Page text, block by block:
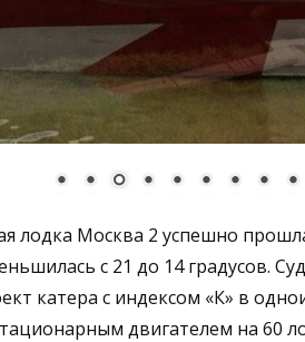
лодка Москва 2 успешно
с 21 до 14 градусов.
катера с индексом «К» в
двигателем на 60